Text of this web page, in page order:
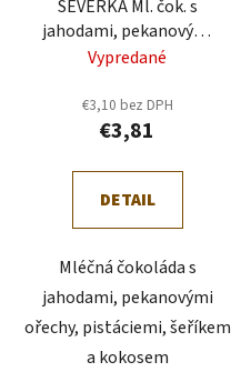
SEVERKA Ml. čok. s
jahodami, pekanovými
ořechy, 50g (9044)
Vypredané
€3,10 bez DPH
€3,81
DETAIL
Mléčná čokoláda s
jahodami, pekanovými
ořechy, pistáciemi, šeříkem
a kokosem